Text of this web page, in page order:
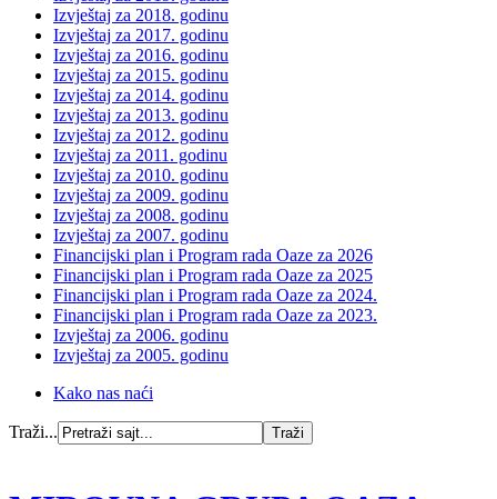
Izvještaj za 2018. godinu
Izvještaj za 2017. godinu
Izvještaj za 2016. godinu
Izvještaj za 2015. godinu
Izvještaj za 2014. godinu
Izvještaj za 2013. godinu
Izvještaj za 2012. godinu
Izvještaj za 2011. godinu
Izvještaj za 2010. godinu
Izvještaj za 2009. godinu
Izvještaj za 2008. godinu
Izvještaj za 2007. godinu
Financijski plan i Program rada Oaze za 2026
Financijski plan i Program rada Oaze za 2025
Financijski plan i Program rada Oaze za 2024.
Financijski plan i Program rada Oaze za 2023.
Izvještaj za 2006. godinu
Izvještaj za 2005. godinu
Kako nas naći
Traži...